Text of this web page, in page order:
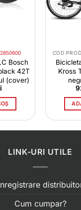
Bosch
42T
(cover)
COD
Kross
LINK-URI UTILE
Cum cumpar?